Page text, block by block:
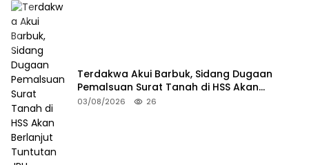
Terdakwa Akui Barbuk, Sidang Dugaan
Pemalsuan Surat Tanah di HSS Akan
Berlanjut Tuntutan JPU
03/08/2026 26